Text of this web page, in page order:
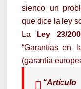
siendo un
que dice la ley
La
Ley 23/
“Garantías en
(garantía